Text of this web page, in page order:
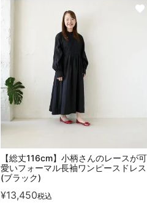
【総丈116cm】小柄さんのレースが可
愛いフォーマル長袖ワンピースドレス
(ブラック)
¥13,450税込